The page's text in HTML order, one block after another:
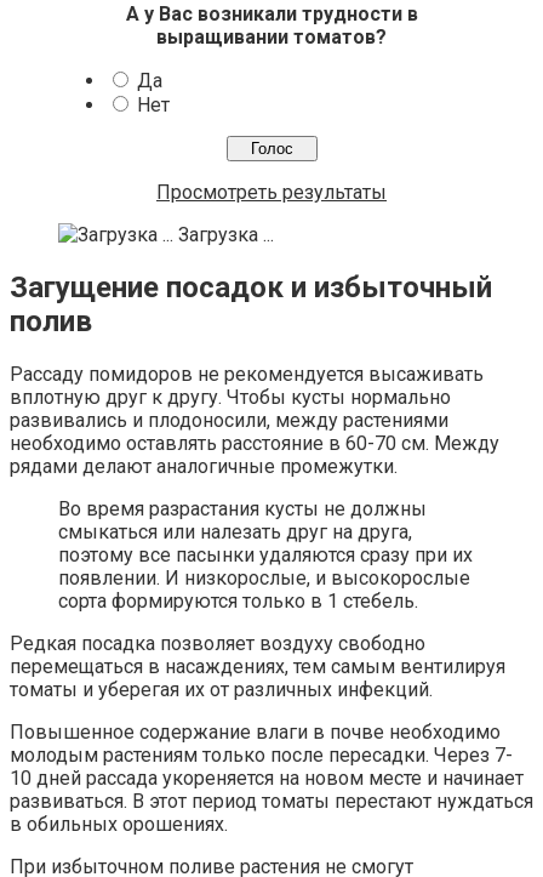
А у Вас возникали трудности в
выращивании томатов?
Да
Нет
Просмотреть результаты
Загрузка ...
Загущение посадок и избыточный
полив
Рассаду помидоров не рекомендуется высаживать
вплотную друг к другу. Чтобы кусты нормально
развивались и плодоносили, между растениями
необходимо оставлять расстояние в 60-70 см. Между
рядами делают аналогичные промежутки.
Во время разрастания кусты не должны
смыкаться или налезать друг на друга,
поэтому все пасынки удаляются сразу при их
появлении. И низкорослые, и высокорослые
сорта формируются только в 1 стебель.
Редкая посадка позволяет воздуху свободно
перемещаться в насаждениях, тем самым вентилируя
томаты и уберегая их от различных инфекций.
Повышенное содержание влаги в почве необходимо
молодым растениям только после пересадки. Через 7-
10 дней рассада укореняется на новом месте и начинает
развиваться. В этот период томаты перестают нуждаться
в обильных орошениях.
При избыточном поливе растения не смогут